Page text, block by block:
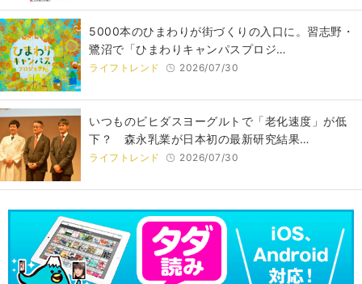
5000本のひまわりが街づくりの入口に。習志野・
鷺沼で「ひまわりキャンパスプロジ…
ライフトレンド 2026/07/30
いつものビヒダスヨーグルトで「老化速度」が低
下？ 森永乳業が日本初の最新研究結果…
ライフトレンド 2026/07/30